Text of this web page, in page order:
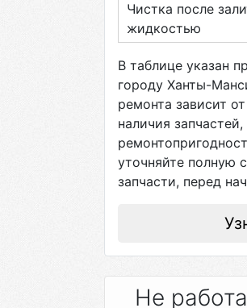
Чистка после
жидкостью
В таблице указан
городу Ханты-
ремонта зависит
наличия
уточняйте полную
запчасти, перед
Не